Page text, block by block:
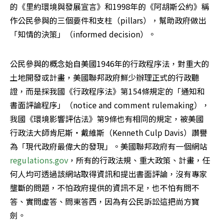
的《里約環境與發展宣言》和1998年的《阿胡斯公約》稱
作公民參與的三個要件和支柱（pillars），幫助政府做出
「知情的決策」（informed decision）。
公民參與的概念始自美國1946年的行政程序法，對重大的
土地開發或計畫，美國聯邦政府鮮少辦理正式的行政聽
證，而是採我國《行政程序法》第154條規定的「通知和
書面評論程序」（notice and comment rulemaking），
我國《環境影響評估法》第9條也有相同的規定，被美國
行政法大師肯尼斯‧戴維斯（Kenneth Culp Davis）讚譽
regulations.gov ，所有的行政法規、重大政策、計畫，任
何人均可透過該網站取得資訊和提出書面評論，沒有專家
壟斷的問題，不怕政府提供的資訊不足，也不怕有問不
答、實問虛答、問東答西，因為有公民訴訟這把尚方寶
劍。